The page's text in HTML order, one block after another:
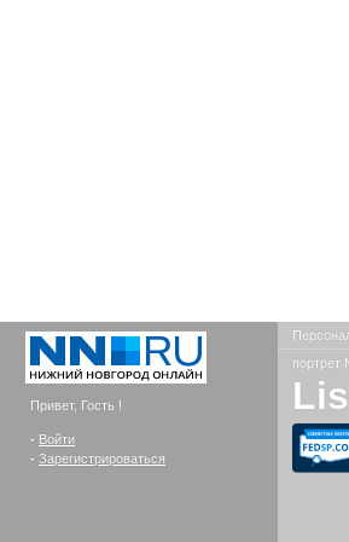
Привет, Гость !
- Войти
- Зарегистрироваться
портрет